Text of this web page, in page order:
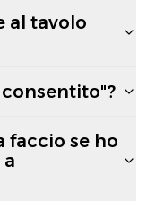
al tavolo
faccio se ho